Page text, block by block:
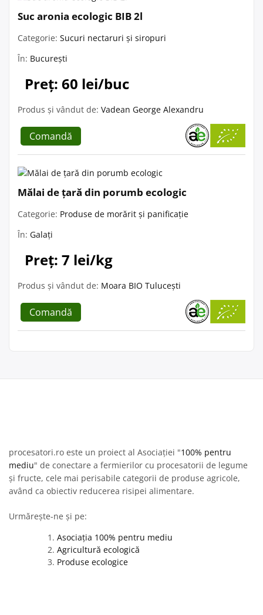
Suc aronia ecologic BIB 2l
Categorie: Sucuri nectaruri și siropuri
În: București
Preț: 60 lei/buc
Produs și vândut de: Vadean George Alexandru
Comandă
Mălai de țară din porumb ecologic
Categorie: Produse de morărit și panificație
În: Galați
Preț: 7 lei/kg
Produs și vândut de: Moara BIO Tulucești
Comandă
procesatori.ro este un proiect al Asociației "100% pentru
mediu" de conectare a fermierilor cu procesatorii de legume
și fructe, cele mai perisabile categorii de produse agricole,
având ca obiectiv reducerea risipei alimentare.
Urmărește-ne și pe:
Asociația 100% pentru mediu
Agricultură ecologică
Produse ecologice